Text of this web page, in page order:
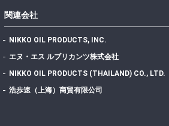
イ
数
稿
日
2022年7月7日
最
関連会社
NIKKO OIL PRODUCTS, INC.
エヌ・エス ルブリカンツ株式会社
NIKKO OIL PRODUCTS (THAILAND) CO., LTD.
浩歩速（上海）商貿有限公司